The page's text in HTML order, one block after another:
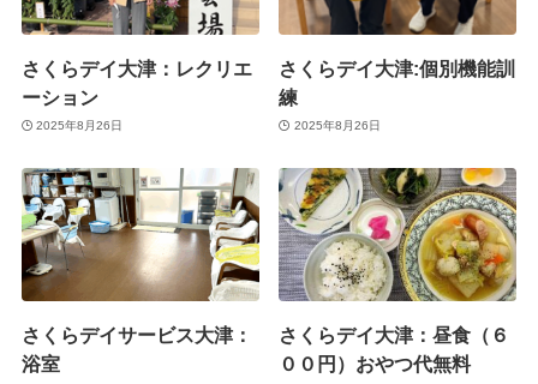
さくらデイ大津：レクリエ
ーション
2025年8月26日
さくらデイ大津:個別機能訓
練
2025年8月26日
さくらデイサービス大津：
浴室
さくらデイ大津：昼食（６
００円）おやつ代無料